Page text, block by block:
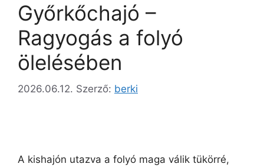
Győrkőchajó –
Ragyogás a folyó
ölelésében
2026.06.12. Szerző: berki
A kishajón utazva a folyó maga válik tükörré,